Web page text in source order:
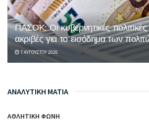
ΠΑΣΟΚ: Οι κυβερνητικές πολιτικές
ακριβές για το εισόδημα των
7 ΑΥΓΟΎΣΤΟΥ 2026
ΑΝΑΛΥΤΙΚΗ ΜΑΤΙΑ
ΑΘΛΗΤΙΚΉ ΦΩΝΉ